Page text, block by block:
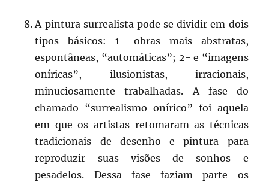
A pintura surrealista pode se dividir em dois
tipos básicos: 1- obras mais abstratas,
espontâneas, “automáticas”; 2- e “imagens
oníricas”, ilusionistas, irracionais,
minuciosamente trabalhadas. A fase do
chamado “surrealismo onírico” foi aquela
em que os artistas retomaram as técnicas
tradicionais de desenho e pintura para
reproduzir suas visões de sonhos e
pesadelos. Dessa fase faziam parte os